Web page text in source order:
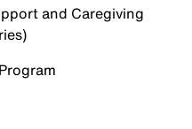
and Caregiving